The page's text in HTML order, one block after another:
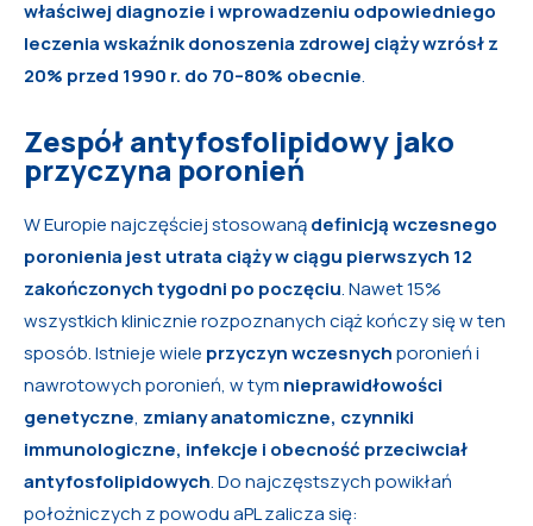
właściwej diagnozie i wprowadzeniu odpowiedniego
leczenia wskaźnik donoszenia zdrowej ciąży wzrósł z
20% przed 1990 r. do 70–80% obecnie.
Zespół antyfosfolipidowy jako
przyczyna poronień
W Europie najczęściej stosowanądefinicją wczesnego
poronienia jest utrata ciąży w ciągu pierwszych 12
zakończonych tygodni po poczęciu. Nawet 15%
wszystkich klinicznie rozpoznanych ciąż kończy się w ten
sposób. Istnieje wiele przyczyn wczesnychporonień i
nawrotowych poronień, w tym nieprawidłowości
genetyczne, zmiany anatomiczne, czynniki
immunologiczne, infekcje i obecność przeciwciał
antyfosfolipidowych. Do najczęstszych powikłań
położniczych z powodu aPL zalicza się: